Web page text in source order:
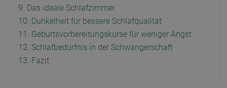
9. Das ideale Schlafzimmer
10. Dunkelheit für bessere Schlafqualität
11. Geburtsvorbereitungskurse für weniger Angst
12. Schlafbedürfnis in der Schwangerschaft
13. Fazit